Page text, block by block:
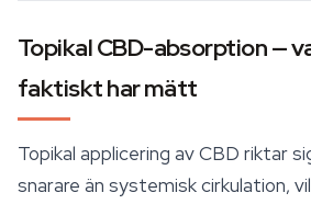
Topikal CBD-absorption —
faktiskt har mätt
Topikal applicering av CBD riktar
snarare än systemisk cirkulation,